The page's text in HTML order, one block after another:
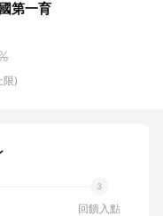
第一育
限)
回饋入點